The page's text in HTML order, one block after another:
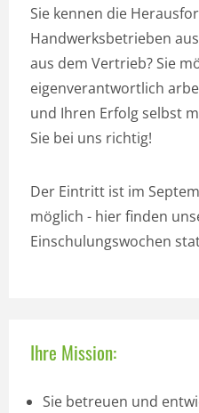
Sie kennen die
Handwerksbetrieben
aus dem Vertrieb? Sie
eigenverantwortlich
und Ihren Erfolg selbst
Sie bei uns richtig!
Der Eintritt ist im
möglich - hier finden
Einschulungswochen
Ihre Mission:
Sie betreuen und